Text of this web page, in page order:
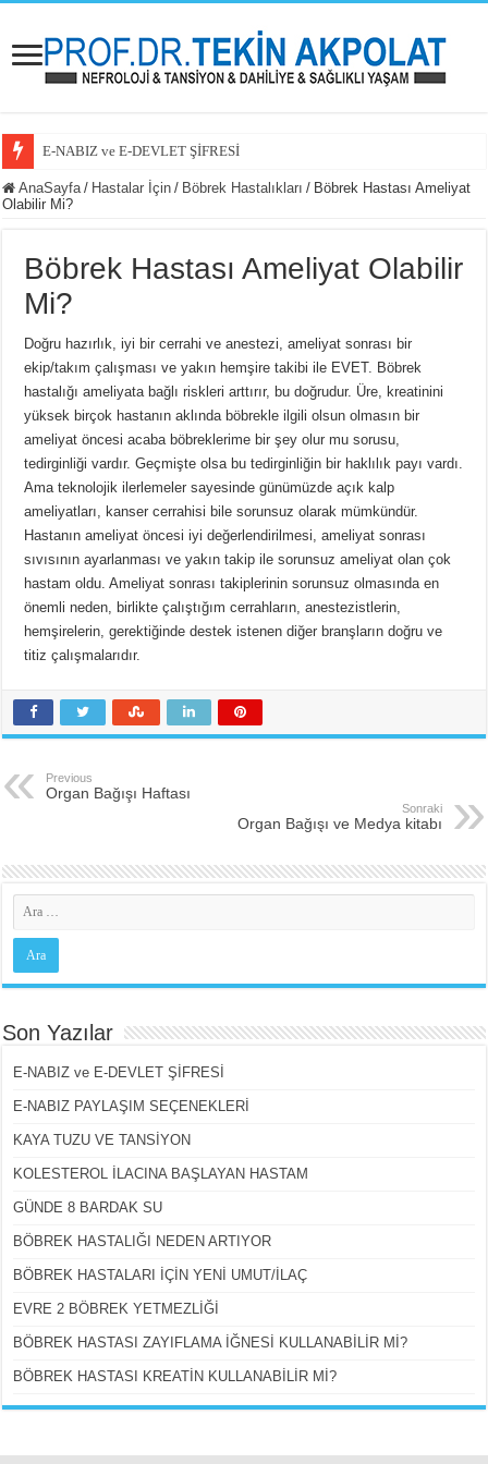
E-NABIZ ve E-DEVLET ŞİFRESİ
E-NABIZ PAYLAŞIM SEÇENEKLERİ
KOLESTEROL İLACINA BAŞLAYAN HASTAM
GÜNDE 8 BARDAK SU
BÖBREK HASTALARI İÇİN YENİ UMUT/İLAÇ
EVRE 2 BÖBREK YETMEZLİĞİ
BÖBREK HASTASI ZAYIFLAMA İĞNESİ KULLANABİLİR Mİ?
BÖBREK HASTASI KREATİN KULLANABİLİR Mİ?
AnaSayfa / Hastalar İçin / Böbrek Hastalıkları / Böbrek Hastası Ameliyat
Olabilir Mi?
Böbrek Hastası Ameliyat Olabilir
Mi?
Doğru hazırlık, iyi bir cerrahi ve anestezi, ameliyat sonrası bir
ekip/takım çalışması ve yakın hemşire takibi ile EVET. Böbrek
hastalığı ameliyata bağlı riskleri arttırır, bu doğrudur. Üre, kreatinini
yüksek birçok hastanın aklında böbrekle ilgili olsun olmasın bir
ameliyat öncesi acaba böbreklerime bir şey olur mu sorusu,
tedirginliği vardır. Geçmişte olsa bu tedirginliğin bir haklılık payı vardı.
Ama teknolojik ilerlemeler sayesinde günümüzde açık kalp
ameliyatları, kanser cerrahisi bile sorunsuz olarak mümkündür.
Hastanın ameliyat öncesi iyi değerlendirilmesi, ameliyat sonrası
sıvısının ayarlanması ve yakın takip ile sorunsuz ameliyat olan çok
hastam oldu. Ameliyat sonrası takiplerinin sorunsuz olmasında en
önemli neden, birlikte çalıştığım cerrahların, anestezistlerin,
hemşirelerin, gerektiğinde destek istenen diğer branşların doğru ve
titiz çalışmalarıdır.
Previous
Organ Bağışı Haftası
Sonraki
Organ Bağışı ve Medya kitabı
Son Yazılar
E-NABIZ ve E-DEVLET ŞİFRESİ
E-NABIZ PAYLAŞIM SEÇENEKLERİ
KAYA TUZU VE TANSİYON
KOLESTEROL İLACINA BAŞLAYAN HASTAM
GÜNDE 8 BARDAK SU
BÖBREK HASTALIĞI NEDEN ARTIYOR
BÖBREK HASTALARI İÇİN YENİ UMUT/İLAÇ
EVRE 2 BÖBREK YETMEZLİĞİ
BÖBREK HASTASI ZAYIFLAMA İĞNESİ KULLANABİLİR Mİ?
BÖBREK HASTASI KREATİN KULLANABİLİR Mİ?